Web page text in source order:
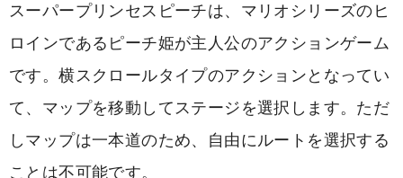
スーパープリンセスピーチは、マリオシリーズのヒ
ロインであるピーチ姫が主人公のアクションゲーム
です。横スクロールタイプのアクションとなってい
て、マップを移動してステージを選択します。ただ
しマップは一本道のため、自由にルートを選択する
ことは不可能です。